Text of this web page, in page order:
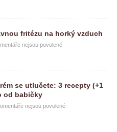
fritézu na horký vzduch
nejsou povolené
se utlučete: 3 recepty (+1
od babičky
nejsou povolené